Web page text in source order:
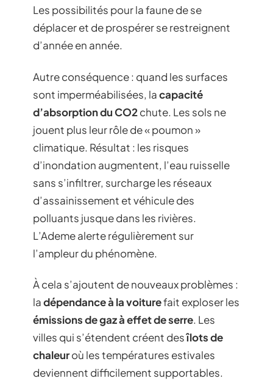
Les possibilités pour la faune de se
déplacer et de prospérer se restreignent
d’année en année.
Autre conséquence : quand les surfaces
sont imperméabilisées, lacapacité
d’absorption du CO2chute. Les sols ne
jouent plus leur rôle de « poumon »
climatique. Résultat : les risques
d’inondation augmentent, l’eau ruisselle
sans s’infiltrer, surcharge les réseaux
d’assainissement et véhicule des
polluants jusque dans les rivières.
L’Ademe alerte régulièrement sur
l’ampleur du phénomène.
À cela s’ajoutent de nouveaux problèmes :
ladépendance à la voiturefait exploser les
émissions de gaz à effet de serre. Les
villes qui s’étendent créent desîlots de
chaleuroù les températures estivales
deviennent difficilement supportables.